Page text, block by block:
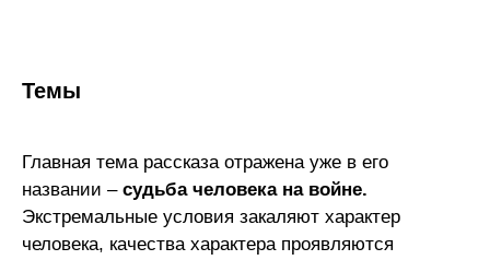
Темы
Главная тема рассказа отражена уже в его
названии – судьба человека на войне.
Экстремальные условия закаляют характер
человека, качества характера проявляются